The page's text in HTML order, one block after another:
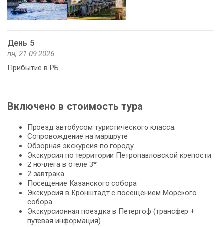
День 5
пн, 21.09.2026
Прибытие в РБ.
Включено в стоимость тура
Проезд автобусом туристического класса;
Сопровождение на маршруте
Обзорная экскурсия по городу
Экскурсия по территории Петропавловской крепости
2 ночлега в отеле 3*
2 завтрака
Посещение Казанского собора
Экскурсия в Кронштадт с посещением Морского
собора
Экскурсионная поездка в Петергоф (трансфер +
путевая информация)